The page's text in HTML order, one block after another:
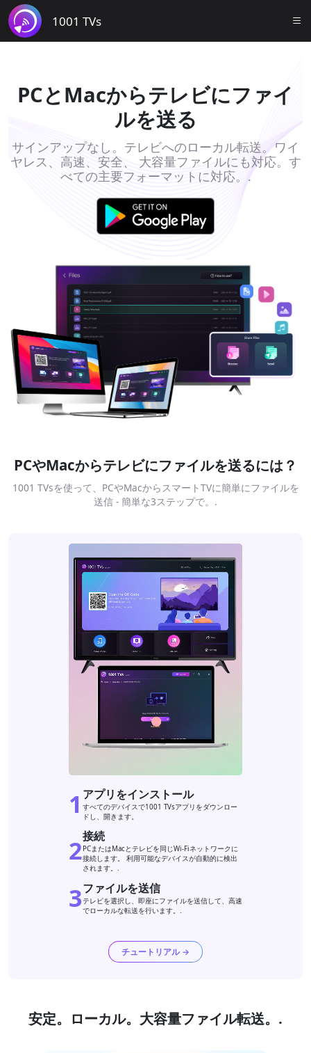
1001 TVs
PCとMacからテレビにファイ
ルを送る
サインアップなし。テレビへのローカル転送。ワイ
ヤレス、高速、安全、 大容量ファイルにも対応。す
べての主要フォーマットに対応。.
PCやMacからテレビにファイルを送るには？
1001 TVsを使って、PCやMacからスマートTVに簡単にファイルを
送信 - 簡単な3ステップで。.
1 アプリをインストール
すべてのデバイスで1001 TVsアプリをダウンロー
ドし、開きます。
2接続
PCまたはMacとテレビを同じWi-Fiネットワークに
接続します。 利用可能なデバイスが自動的に検出
されます。.
3ファイルを送信
テレビを選択し、即座にファイルを送信して、高速
でローカルな転送を行います。.
チュートリアル →
安定。ローカル。大容量ファイル転送。.